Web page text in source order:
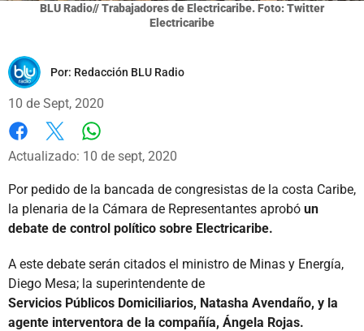
BLU Radio// Trabajadores de Electricaribe. Foto: Twitter
Electricaribe
Por: Redacción BLU Radio
10 de Sept, 2020
Facebook
X
Actualizado: 10 de sept, 2020
Por pedido de la bancada de congresistas de la costa Caribe,
la plenaria de la Cámara de Representantes aprobó un
debate de control político sobre Electricaribe.
A este debate serán citados el ministro de Minas y Energía,
Diego Mesa; la superintendente de
Servicios Públicos Domiciliarios, Natasha Avendaño, y la
agente interventora de la compañía, Ángela Rojas.